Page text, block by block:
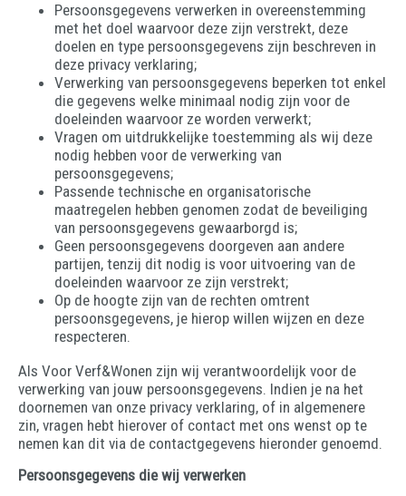
Persoonsgegevens verwerken in overeenstemming
met het doel waarvoor deze zijn verstrekt, deze
doelen en type persoonsgegevens zijn beschreven in
deze privacy verklaring;
Verwerking van persoonsgegevens beperken tot enkel
die gegevens welke minimaal nodig zijn voor de
doeleinden waarvoor ze worden verwerkt;
Vragen om uitdrukkelijke toestemming als wij deze
nodig hebben voor de verwerking van
persoonsgegevens;
Passende technische en organisatorische
maatregelen hebben genomen zodat de beveiliging
van persoonsgegevens gewaarborgd is;
Geen persoonsgegevens doorgeven aan andere
partijen, tenzij dit nodig is voor uitvoering van de
doeleinden waarvoor ze zijn verstrekt;
Op de hoogte zijn van de rechten omtrent
persoonsgegevens, je hierop willen wijzen en deze
respecteren.
Als Voor Verf&Wonen zijn wij verantwoordelijk voor de
verwerking van jouw persoonsgegevens. Indien je na het
doornemen van onze privacy verklaring, of in algemenere
zin, vragen hebt hierover of contact met ons wenst op te
nemen kan dit via de contactgegevens hieronder genoemd.
Persoonsgegevens die wij verwerken